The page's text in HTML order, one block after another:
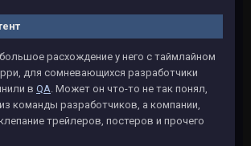
расхождение у него с таймлайном
для сомневающихся разработчики
в QA. Может он что-то не так понял,
команды разработчиков, а компании,
трейлеров, постеров и прочего